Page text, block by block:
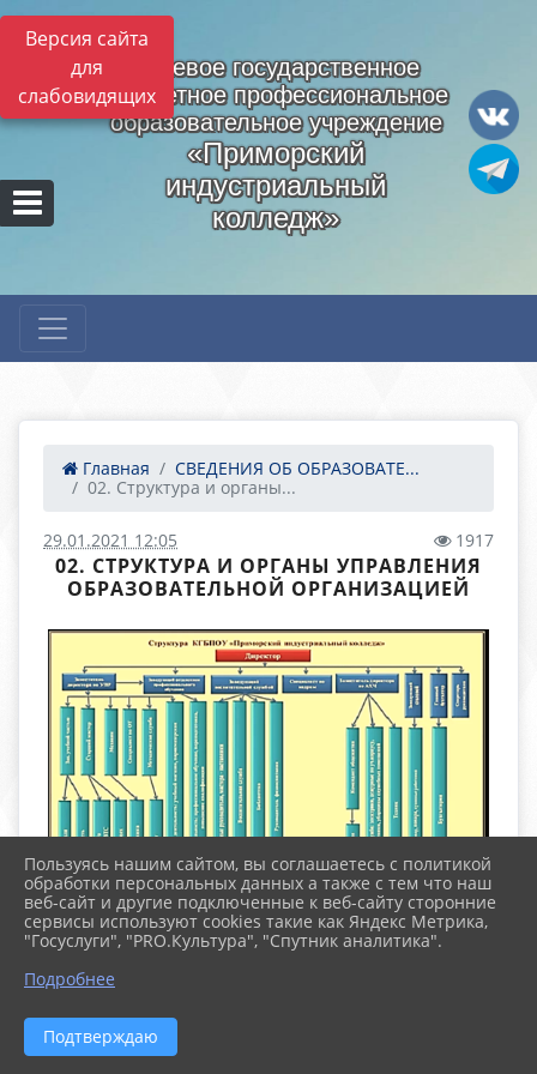
Версия сайта
для
слабовидящих
Краевое государственное
бюджетное профессиональное
образовательное учреждение
«Приморский
индустриальный
колледж»
Главная
СВЕДЕНИЯ ОБ ОБРАЗОВАТЕ...
02. Структура и органы...
29.01.2021 12:05 1917
02. СТРУКТУРА И ОРГАНЫ УПРАВЛЕНИЯ
ОБРАЗОВАТЕЛЬНОЙ ОРГАНИЗАЦИЕЙ
Общее собрание работников Учреждения
(Положение об общем собрании работников,
Пользуясь нашим сайтом, вы соглашаетесь с политикой
обработки персональных данных а также с тем что наш
веб-сайт и другие подключенные к веб-сайту сторонние
сервисы используют cookies такие как Яндекс Метрика,
"Госуслуги", "PRO.Культура", "Спутник аналитика".
Подробнее
Подтверждаю